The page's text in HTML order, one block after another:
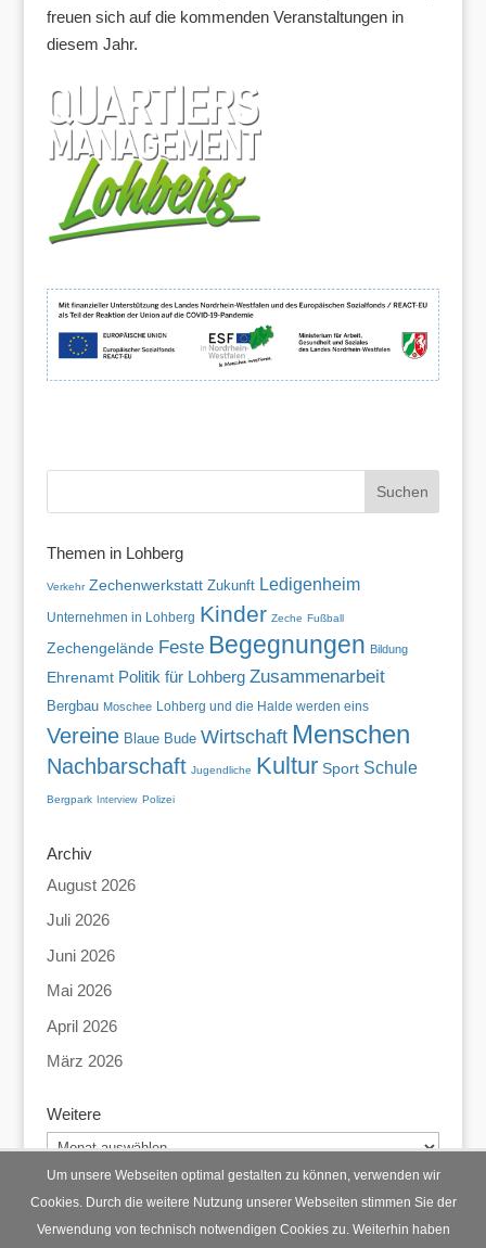
freuen sich auf die kommenden Veranstaltungen in
diesem Jahr.
Themen in Lohberg
Verkehr Zechenwerkstatt Zukunft Ledigenheim
Unternehmen in Lohberg Kinder Zeche Fußball
Zechengelände Feste Begegnungen Bildung
Ehrenamt Politik für Lohberg Zusammenarbeit
Bergbau Moschee Lohberg und die Halde werden eins
Vereine Blaue Bude Wirtschaft Menschen
Nachbarschaft Jugendliche Kultur Sport Schule
Bergpark Interview Polizei
Archiv
August 2026
Juli 2026
Juni 2026
Mai 2026
April 2026
März 2026
Weitere
Weitere
Um unsere Webseiten optimal gestalten zu können, verwenden wir
Cookies. Durch die weitere Nutzung unserer Webseiten stimmen Sie der
Verwendung von technisch notwendigen Cookies zu. Weiterhin haben